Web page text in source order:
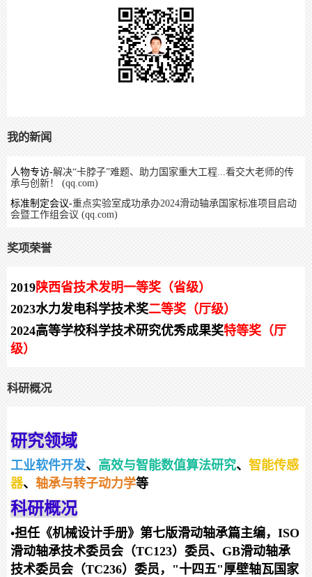
我的新闻
人物专访-解决“卡脖子”难题、助力国家重大工程
看交大老师的传
承与创新！ (qq.com)
标准制定会议-重点实验室成功承办2024滑动轴承国家标准项目启动
会暨工作组会议 (qq.com)
奖项荣誉
2019陕西省技术发明一等奖（省级）
2023水力发电科学技术奖二等奖（厅级）
2024高等学校科学技术研究优秀成果奖特等奖（厅
级）
科研概况
研究领域
工业软件开发、 高效与智能数值算法研究、 智能传感
器、 轴承与转子动力学等
科研概况
•担任《机械设计手册》第七版滑动轴承篇主编，ISO
滑动轴承技术委员会（TC123）委员、GB滑动轴承
技术委员会（TC236）委员，"十四五"厚壁轴瓦国家